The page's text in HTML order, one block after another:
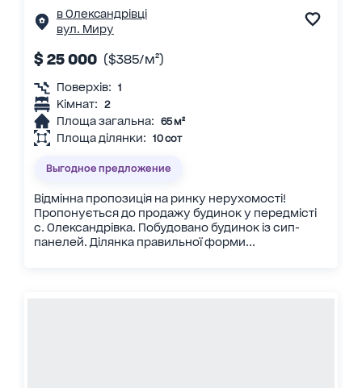
в Олександрівці
вул. Миру
$ 25 000 ($385/м²)
Поверхів: 1
Кімнат: 2
Площа загальна: 65 м²
Площа ділянки: 10 сот
Выгодное предложение
Відмінна пропозиція на ринку нерухомості!
Пропонується до продажу будинок у передмісті
с. Олександрівка. Побудовано будинок із сип-
панелей. Ділянка правильної форми...